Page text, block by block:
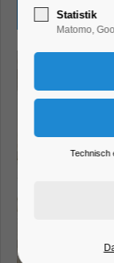
Eintritt frei
Statistik
Matomo,
Technisch